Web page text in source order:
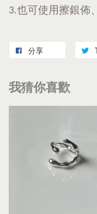
3.也可使用擦銀佈
分享
我猜你喜歡